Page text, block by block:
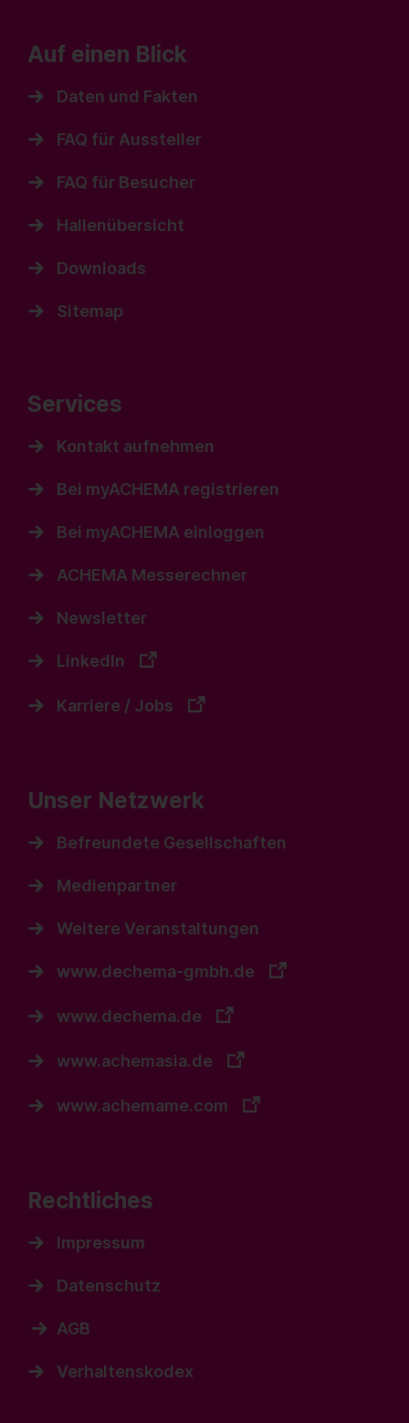
Auf einen Blick
Daten und Fakten
FAQ für Aussteller
FAQ für Besucher
Hallenübersicht
Downloads
Sitemap
Services
Kontakt aufnehmen
Bei myACHEMA registrieren
Bei myACHEMA einloggen
ACHEMA Messerechner
Newsletter
LinkedIn
Karriere / Jobs
Unser Netzwerk
Befreundete Gesellschaften
Medienpartner
Weitere Veranstaltungen
www.dechema-gmbh.de
www.dechema.de
www.achemasia.de
www.achemame.com
Rechtliches
Impressum
Datenschutz
AGB
Verhaltenskodex